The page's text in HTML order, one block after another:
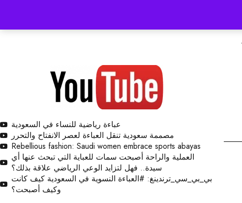
عباءة رياضية للنساء في السعودية
مصممة سعودية تنقل العباءة لعصر الانفتاح والتحرر
Rebellious fashion: Saudi women embrace sports abayas
العملية والراحة أصبحت سمات للعباية التي تبحث عنها أي
سيدة.. فهل لتزايد الوعي الرياضي علاقة بذلك؟
بي_بي_سي_ترندينغ: #العباءة النسوية في السعودية كيف كانت
وكيف أصبحت؟